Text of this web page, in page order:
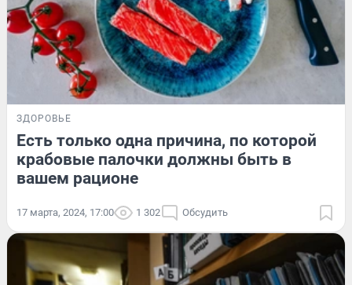
ЗДОРОВЬЕ
Есть только одна причина, по которой
крабовые палочки должны быть в
вашем рационе
17 марта, 2024, 17:00 1 302 Обсудить